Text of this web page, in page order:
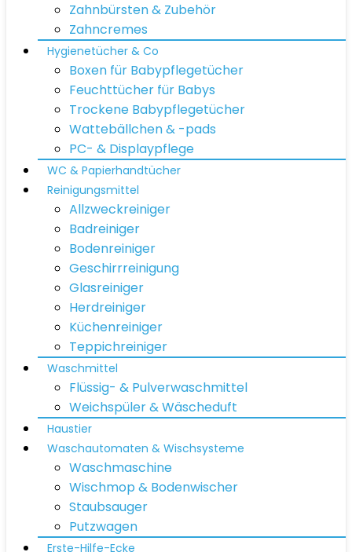
Zahnbürsten & Zubehör
Zahncremes
Hygienetücher & Co
Boxen für Babypflegetücher
Feuchttücher für Babys
Trockene Babypflegetücher
Wattebällchen & -pads
PC- & Displaypflege
WC & Papierhandtücher
Reinigungsmittel
Allzweckreiniger
Badreiniger
Bodenreiniger
Geschirrreinigung
Glasreiniger
Herdreiniger
Küchenreiniger
Teppichreiniger
Waschmittel
Flüssig- & Pulverwaschmittel
Weichspüler & Wäscheduft
Haustier
Waschautomaten & Wischsysteme
Waschmaschine
Wischmop & Bodenwischer
Staubsauger
Putzwagen
Erste-Hilfe-Ecke